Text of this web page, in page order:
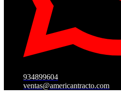
934899604
ventas@americantracto.com